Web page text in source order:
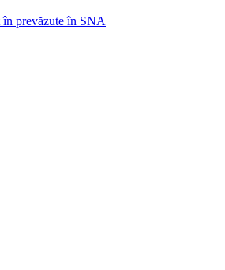
prevăzute în SNA